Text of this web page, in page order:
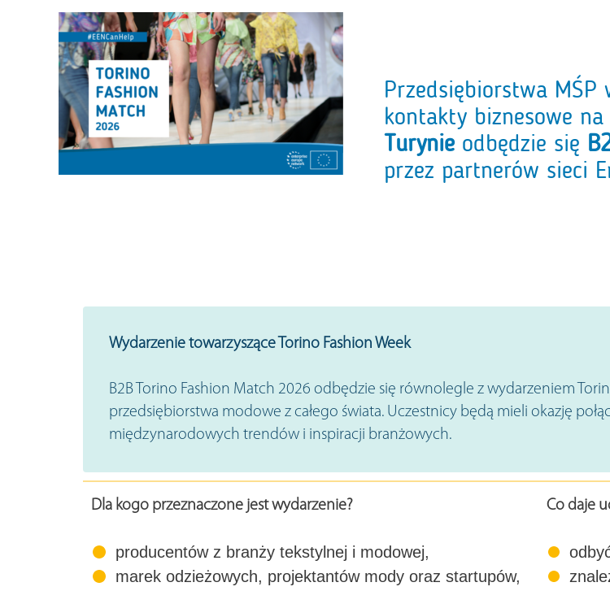
Przedsiębiorstwa
kontakty biznesowe
Turynie odbędzie się
przez partnerów sieci
Wydarzenie towarzyszące Torino Fashion Week
B2B Torino Fashion Match 2026 odbędzie się równolegle z wydarzeniem
przedsiębiorstwa modowe z całego świata. Uczestnicy będą mieli okazję
międzynarodowych trendów i inspiracji branżowych.
Dla kogo przeznaczone jest wydarzenie?
producentów z branży tekstylnej i modowej,
marek odzieżowych, projektantów mody oraz startupów,
Co daje